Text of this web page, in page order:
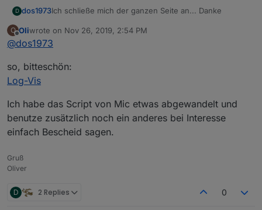
D dos1973Ich schließe mich der ganzen Seite an... Danke
O
Offline
Oliwrote on Nov 26, 2019, 2:54 PM
last edited by
@dos1973
so, bitteschön:
Log-Vis
Ich habe das Script von Mic etwas abgewandelt und
benutze zusätzlich noch ein anderes bei Interesse
einfach Bescheid sagen.
Gruß
Oliver
D 2 Replies 0